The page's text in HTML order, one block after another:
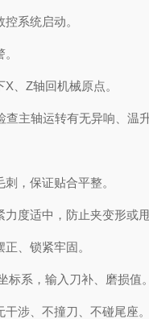
系统启动。
Z轴回机械原点。
主轴运转有无异响、温
，保证贴合平整。
度适中，防止夹变形或
、锁紧牢固。
系，输入刀补、磨损值
涉、不撞刀、不碰尾座